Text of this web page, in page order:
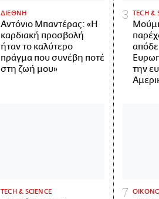
ΔΙΕΘΝΗ
Αντόνιο Μπαντέρας: «Η
καρδιακή προσβολή
ήταν το καλύτερο
πράγμα που συνέβη ποτέ
στη ζωή μου»
ΤECH &
την
ΤECH & SCIENCE